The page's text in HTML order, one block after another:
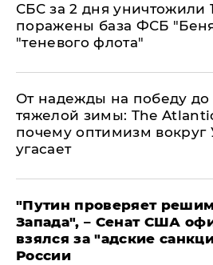
СБС за 2 дня уничтожили
поражены база ФСБ
"теневого флота"
От надежды на победу до
тяжелой зимы: The
почему оптимизм вокруг
угасает
"Путин проверяет
Запада", – Сенат США
взялся за "адские
России